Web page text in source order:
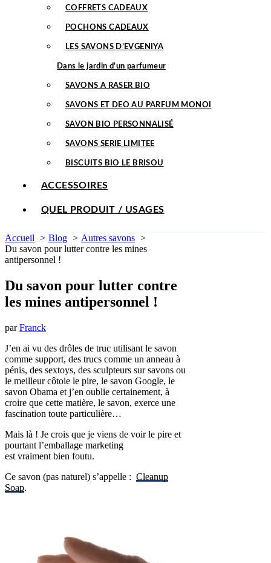
COFFRETS CADEAUX
POCHONS CADEAUX
LES SAVONS D’EVGENIYA
Dans le jardin d’un parfumeur
SAVONS A RASER BIO
SAVONS ET DEO AU PARFUM MONOI
SAVON BIO PERSONNALISÉ
SAVONS SERIE LIMITEE
BISCUITS BIO LE BRISOU
ACCESSOIRES
QUEL PRODUIT / USAGES
Accueil Blog
Autres savons
Du savon pour lutter contre les mines
antipersonnel !
Du savon pour lutter contre
les mines antipersonnel !
parFranck
J’en ai vu des drôles de truc utilisant le savon
comme support, des trucs comme un anneau à
pénis, des sextoys, des sculpteurs sur savons ou
le meilleur côtoie le pire, le savon Google, le
savon Obama et j’en oublie certainement, à
croire que cette matière, le savon, exerce une
fascination toute particulière…
Mais là ! Je crois que je viens de voir le pire et
pourtant l’emballage marketing
est vraiment bien foutu.
Ce savon (pas naturel) s’appelle : Cleanup
Soap.